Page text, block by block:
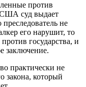
против
США суд выдает
не
его нарушит, то
государства, и
заключение.
практически не
закона, который